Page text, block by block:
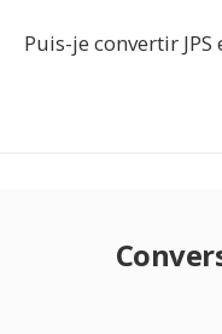
Puis-je convertir JPS